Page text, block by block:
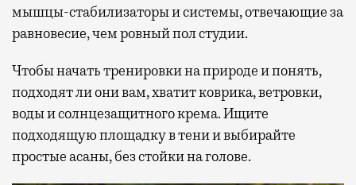
мышцы-стабилизаторы и системы, отвечающие за
равновесие, чем ровный пол студии.
Чтобы начать тренировки на природе и понять,
подходят ли они вам, хватит коврика, ветровки,
воды и солнцезащитного крема. Ищите
подходящую площадку в тени и выбирайте
простые асаны, без стойки на голове.